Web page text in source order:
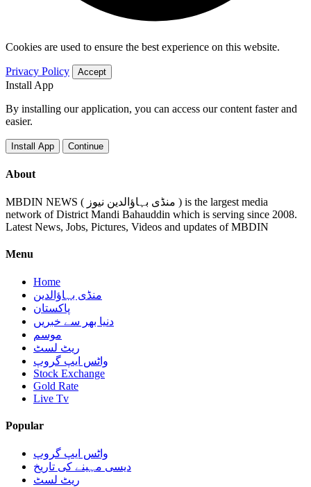
Cookies are used to ensure the best experience on this website.
Privacy Policy Accept
Install App
By installing our application, you can access our content faster and
easier.
Install App Continue
About
MBDIN NEWS ( منڈی بہاؤالدین نیوز ) is the largest media
network of District Mandi Bahauddin which is serving since 2008.
Latest News, Jobs, Pictures, Videos and updates of MBDIN
Menu
Home
منڈی بہاؤالدین
پاکستان
دنیا بھر سے خبریں
موسم
ریٹ لسٹ
واٹس ایپ گروپ
Stock Exchange
Gold Rate
Live Tv
Popular
واٹس ایپ گروپ
دیسی مہینے کی تاریخ
ریٹ لسٹ